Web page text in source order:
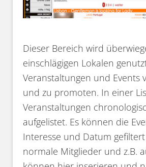
Dieser Bereich wird
einschlägigen Lokalen
Veranstaltungen und Events
und zu promoten. In einer
Veranstaltungen
aufgelistet. Es können die
Interesse und Datum
normale Mitglieder und z.B.